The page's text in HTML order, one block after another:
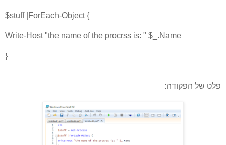
$stuff |ForEach-Object {
Write-Host "the name of the procrss is: " $_.Name
}
פלט של הפקודה: